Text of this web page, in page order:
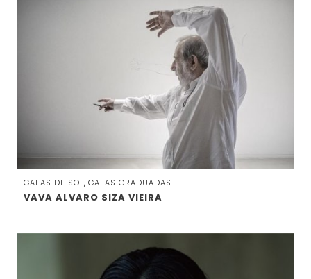
GAFAS DE SOL, GAFAS GRADUADAS
VAVA ALVARO SIZA VIEIRA